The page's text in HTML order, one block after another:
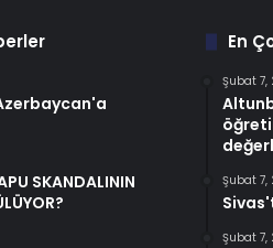
SKANDALININ
En
Şubat 7,
Şubat 7,
Şubat 7,